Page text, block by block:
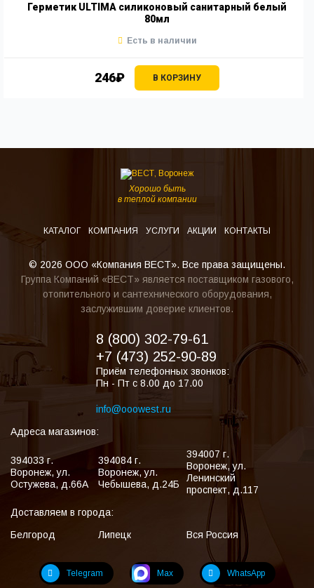
Герметик ULTIMA силиконовый санитарный белый
80мл
246₽ В КОРЗИНУ
Есть в наличии
Хорошо быть
в теплой компании
КАТАЛОГ КОМПАНИЯ УСЛУГИ АКЦИИ КОНТАКТЫ
© 2026 ООО «Компания ВЕСТ». Все права защищены.
Группа Компаний «ВЕСТ» является поставщиком газового,
отопительного и сантехнического оборудования,
заслужившим доверие клиентов.
8 (800) 302-79-61
+7 (473) 252-90-89
Приём телефонных звонков:
Пн - Пт с 8.00 до 17.00
info@ooowest.ru
Адреса магазинов:
394033 г.
Воронеж,ул.
Остужева, д.66А
394084 г.
Воронеж,ул.
Чебышева, д.24Б
394007 г.
Воронеж,ул.
Ленинский
проспект, д.117
Доставляем в города:
Белгород
Липецк Вся Россия
Telegram Max WhatsApp